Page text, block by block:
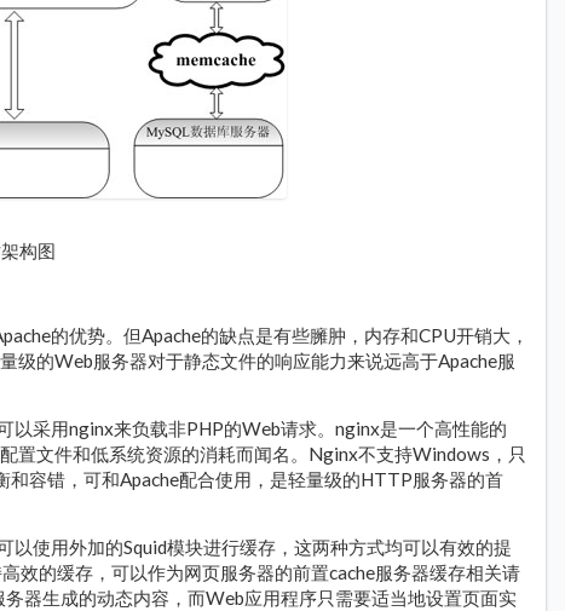
构图
的优势。但Apache的缺点是有些臃肿，内存和CPU开销大，
级的Web服务器对于静态文件的响应能力来说远高于Apache服
以采用nginx来负载非PHP的Web请求。nginx是一个高性能的
置文件和低系统资源的消耗而闻名。Nginx不支持Windows，只
容错，可和Apache配合使用，是轻量级的HTTP服务器的首
使用外加的Squid模块进行缓存，这两种方式均可以有效的提
效的缓存，可以作为网页服务器的前置cache服务器缓存相关请
器生成的动态内容，而Web应用程序只需要适当地设置页面实